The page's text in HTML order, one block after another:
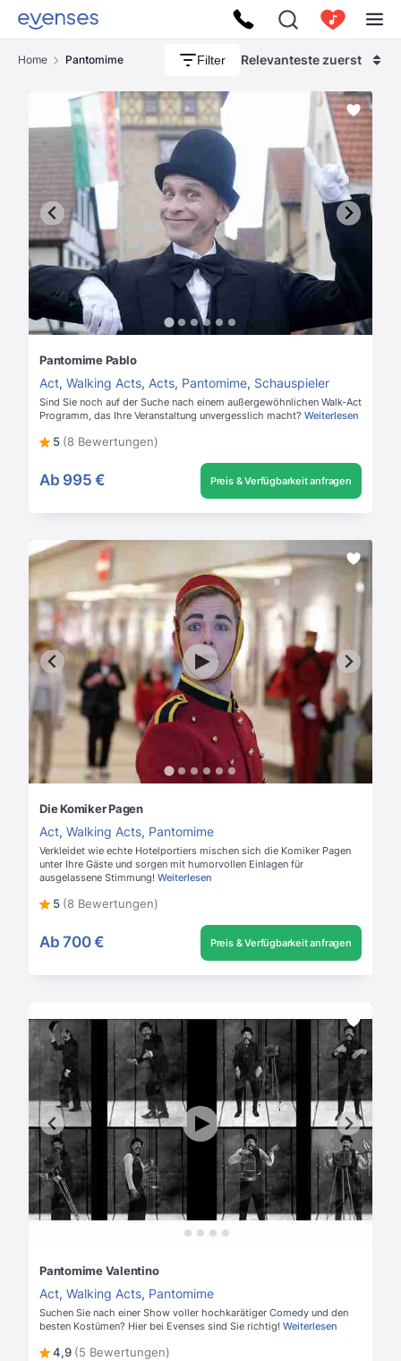
Home Pantomime Filter Relevanteste zuerst
Pantomime Pablo
Act, Walking Acts, Acts, Pantomime, Schauspieler
Sind Sie noch auf der Suche nach einem außergewöhnlichen Walk-Act
Programm, das Ihre Veranstaltung unvergesslich macht? Weiterlesen
5 (8 Bewertungen)
Ab 995 € Preis & Verfügbarkeit anfragen
Die Komiker Pagen
Act, Walking Acts, Pantomime
Verkleidet wie echte Hotelportiers mischen sich die Komiker Pagen
unter Ihre Gäste und sorgen mit humorvollen Einlagen für
ausgelassene Stimmung! Weiterlesen
5 (8 Bewertungen)
Ab 700 € Preis & Verfügbarkeit anfragen
Pantomime Valentino
Act, Walking Acts, Pantomime
Suchen Sie nach einer Show voller hochkarätiger Comedy und den
besten Kostümen? Hier bei Evenses sind Sie richtig! Weiterlesen
4,9 (5 Bewertungen)